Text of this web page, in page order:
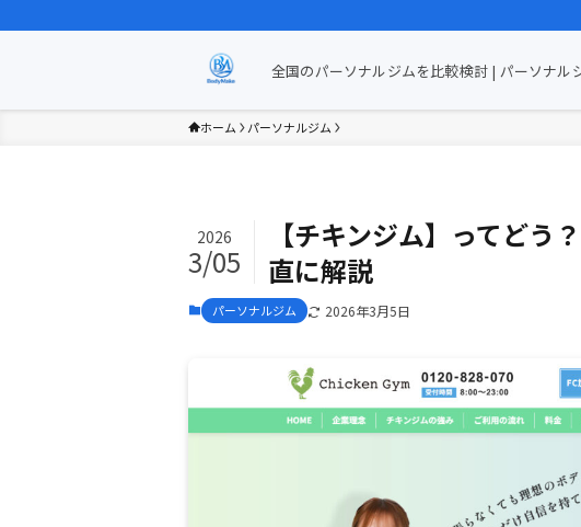
全国のパーソナルジムを比較検討 | パーソナル
ホーム パーソナルジム
【チキンジム】ってどう
直に解説
2026
3/05
パーソナルジム 2026年3月5日